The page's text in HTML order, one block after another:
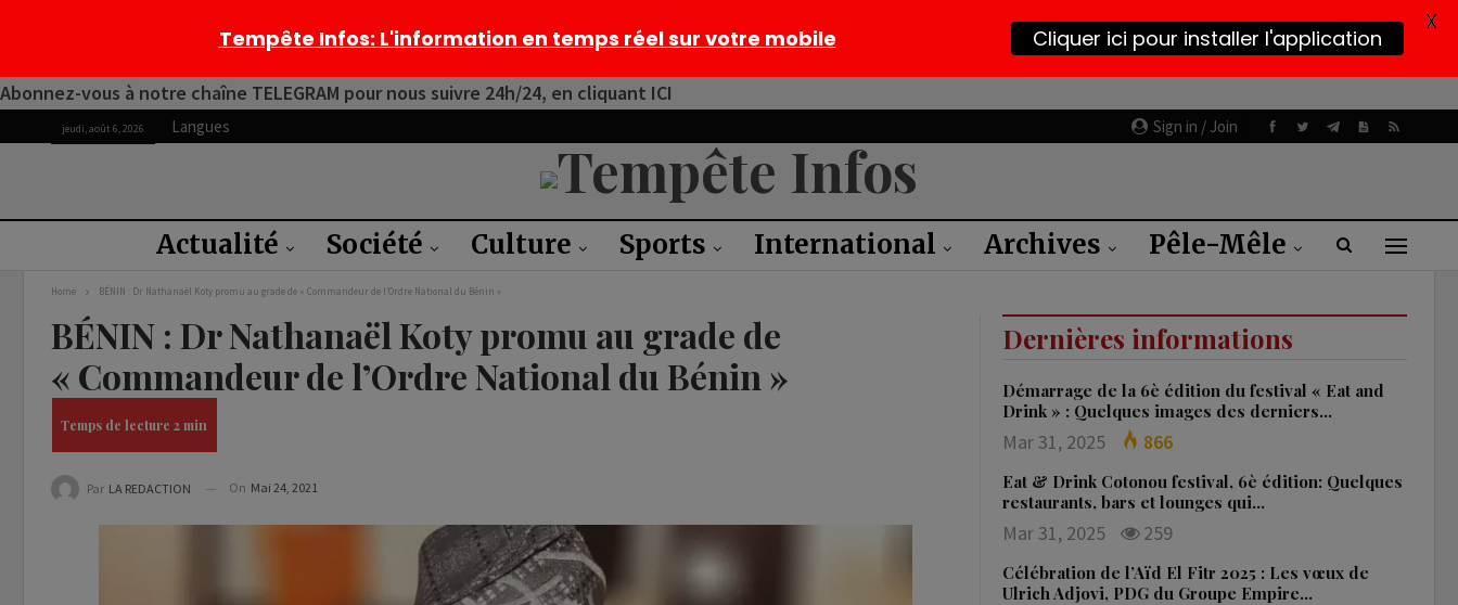
Abonnez-vous à notre chaîne TELEGRAM pour nous suivre 24h/24, en cliquant ICI
Sign in / Join
jeudi, août 6, 2026 Langues
Actualité Société Culture Sports International Archives Pêle-Mêle
Home BÉNIN : Dr Nathanaël Koty promu au grade de « Commandeur de l’Ordre National du Bénin »
BÉNIN : Dr Nathanaël Koty promu au grade de
« Commandeur de l’Ordre National du Bénin »
Par LA REDACTION On Mai 24, 2021
Dernières informations
Démarrage de la 6è édition du festival « Eat and
Drink » : Quelques images des derniers…
Mar 31, 2025 866
Eat & Drink Cotonou festival, 6è édition: Quelques
restaurants, bars et lounges qui…
Mar 31, 2025 259
Célébration de l’Aïd El Fitr 2025 : Les vœux de
Ulrich Adjovi, PDG du Groupe Empire…
Tempête Infos: L'information en temps réel sur votre mobile Cliquer ici pour installer l'application X